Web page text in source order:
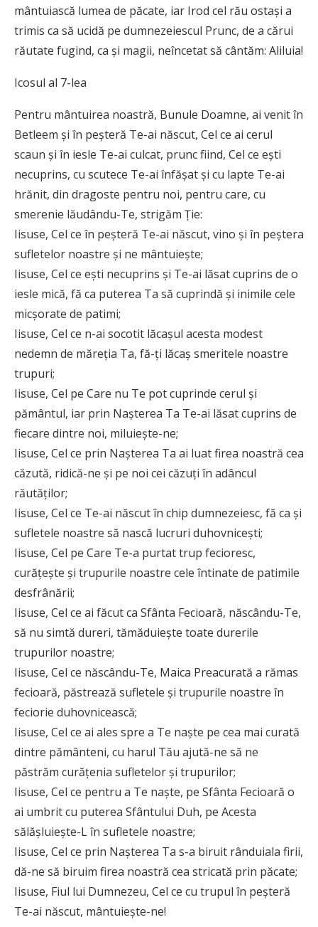
mântuiască lumea de păcate, iar Irod cel rău ostaşi a
trimis ca să ucidă pe dumnezeiescul Prunc, de a cărui
răutate fugind, ca şi magii, neîncetat să cântăm: Aliluia!
Icosul al 7-lea
Pentru mântuirea noastră, Bunule Doamne, ai venit în
Betleem şi în peşteră Te-ai născut, Cel ce ai cerul
scaun şi în iesle Te-ai culcat, prunc fiind, Cel ce eşti
necuprins, cu scutece Te-ai înfăşat şi cu lapte Te-ai
hrănit, din dragoste pentru noi, pentru care, cu
smerenie lăudându-Te, strigăm Ţie:
Iisuse, Cel ce în peşteră Te-ai născut, vino şi în peştera
sufletelor noastre şi ne mântuieşte;
Iisuse, Cel ce eşti necuprins şi Te-ai lăsat cuprins de o
iesle mică, fă ca puterea Ta să cuprindă şi inimile cele
micşorate de patimi;
Iisuse, Cel ce n-ai socotit lăcaşul acesta modest
nedemn de măreţia Ta, fă-ţi lăcaş smeritele noastre
trupuri;
Iisuse, Cel pe Care nu Te pot cuprinde cerul şi
pământul, iar prin Naşterea Ta Te-ai lăsat cuprins de
fiecare dintre noi, miluieşte-ne;
Iisuse, Cel ce prin Naşterea Ta ai luat firea noastră cea
căzută, ridică-ne şi pe noi cei căzuţi în adâncul
răutăţilor;
Iisuse, Cel ce Te-ai născut în chip dumnezeiesc, fă ca şi
sufletele noastre să nască lucruri duhovniceşti;
Iisuse, Cel pe Care Te-a purtat trup fecioresc,
curăţeşte şi trupurile noastre cele întinate de patimile
desfrânării;
Iisuse, Cel ce ai făcut ca Sfânta Fecioară, născându-Te,
să nu simtă dureri, tămăduieşte toate durerile
trupurilor noastre;
Iisuse, Cel ce născându-Te, Maica Preacurată a rămas
fecioară, păstrează sufletele şi trupurile noastre în
feciorie duhovnicească;
Iisuse, Cel ce ai ales spre a Te naşte pe cea mai curată
dintre pământeni, cu harul Tău ajută-ne să ne
păstrăm curăţenia sufletelor şi trupurilor;
Iisuse, Cel ce pentru a Te naşte, pe Sfânta Fecioară o
ai umbrit cu puterea Sfântului Duh, pe Acesta
sălăşluieşte-L în sufletele noastre;
Iisuse, Cel ce prin Naşterea Ta s-a biruit rânduiala firii,
dă-ne să biruim firea noastră cea stricată prin păcate;
Iisuse, Fiul lui Dumnezeu, Cel ce cu trupul în peşteră
Te-ai născut, mântuieşte-ne!